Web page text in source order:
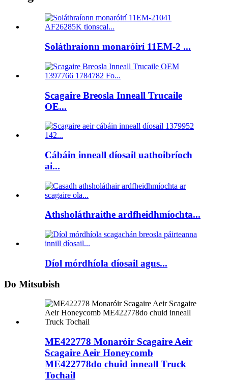
Soláthraíonn monaróirí 11EM-2 ...
Scagaire Breosla Inneall Trucaile
OE...
Cábáin inneall díosail uathoibríoch
ai...
Athsholáthraithe ardfheidhmíochta...
Díol mórdhíola díosail agus...
Do Mitsubish
ME422778 Monaróir Scagaire Aeir
Scagaire Aeir Honeycomb
ME422778do chuid inneall Truck
Tochail